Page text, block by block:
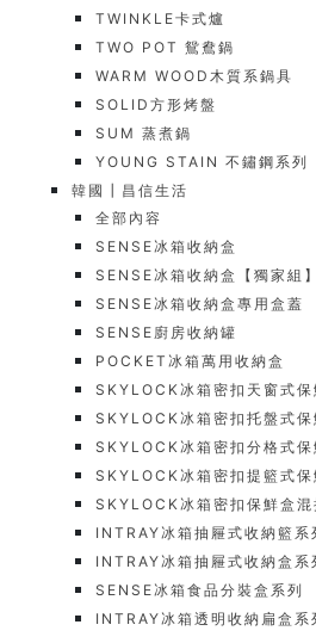
TWINKLE卡式爐
TWO POT 鴛鴦鍋
WARM WOOD木質系鍋具
SOLID方形烤盤
SUM 蒸煮鍋
YOUNG STAIN 不鏽鋼系列
韓國┃昌信生活
全部內容
SENSE冰箱收納盒
SENSE冰箱收納盒【獨家組】
SENSE冰箱收納盒專用盒蓋
SENSE廚房收納罐
POCKET冰箱萬用收納盒
SKYLOCK冰箱密扣天窗式保
SKYLOCK冰箱密扣托盤式保
SKYLOCK冰箱密扣分格式保
SKYLOCK冰箱密扣提籃式保
SKYLOCK冰箱密扣保鮮盒混
INTRAY冰箱抽屜式收納籃系
INTRAY冰箱抽屜式收納盒系
SENSE冰箱食品分裝盒系列
INTRAY冰箱透明收納扁盒系